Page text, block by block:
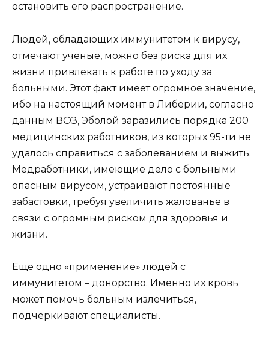
остановить его распространение.
Людей, обладающих иммунитетом к вирусу,
отмечают ученые, можно без риска для их
жизни привлекать к работе по уходу за
больными. Этот факт имеет огромное значение,
ибо на настоящий момент в Либерии, согласно
данным ВОЗ, Эболой заразились порядка 200
медицинских работников, из которых 95-ти не
удалось справиться с заболеванием и выжить.
Медработники, имеющие дело с больными
опасным вирусом, устраивают постоянные
забастовки, требуя увеличить жалованье в
связи с огромным риском для здоровья и
жизни.
Еще одно «применение» людей с
иммунитетом – донорство. Именно их кровь
может помочь больным излечиться,
подчеркивают специалисты.